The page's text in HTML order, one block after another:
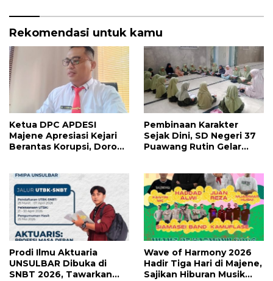
Rekomendasi untuk kamu
Ketua DPC APDESI
Majene Apresiasi Kejari
Berantas Korupsi, Dorong
Pembinaan Karakter
Sejak Dini, SD Negeri 37
Puawang Rutin Gelar
Prodi Ilmu Aktuaria
UNSULBAR Dibuka di
SNBT 2026, Tawarkan
Wave of Harmony 2026
Hadir Tiga Hari di Majene,
Sajikan Hiburan Musik